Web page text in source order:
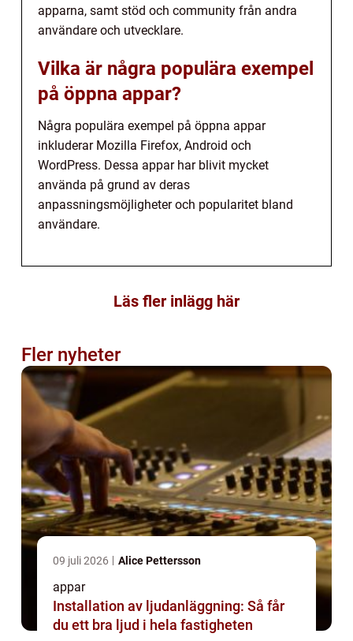
apparna, samt stöd och community från andra
användare och utvecklare.
Vilka är några populära exempel
på öppna appar?
Några populära exempel på öppna appar
inkluderar Mozilla Firefox, Android och
WordPress. Dessa appar har blivit mycket
använda på grund av deras
anpassningsmöjligheter och popularitet bland
användare.
Läs fler inlägg här
Fler nyheter
09 juli 2026 Alice Pettersson
appar
Installation av ljudanläggning: Så får
du ett bra ljud i hela fastigheten